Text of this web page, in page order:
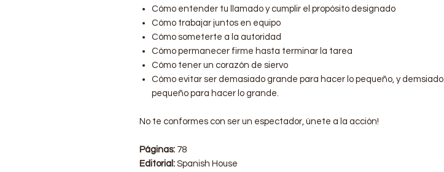
Cómo entender tu llamado y cumplir el propósito designado
Cómo trabajar juntos en equipo
Cómo someterte a la autoridad
Cómo permanecer firme hasta terminar la tarea
Cómo tener un corazón de siervo
Cómo evitar ser demasiado grande para hacer lo pequeño, y demsiado
pequeño para hacer lo grande.
No te conformes con ser un espectador, únete a la acción!
Páginas: 78
Editorial: Spanish House